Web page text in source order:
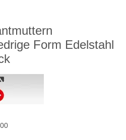
Form Edelstahl